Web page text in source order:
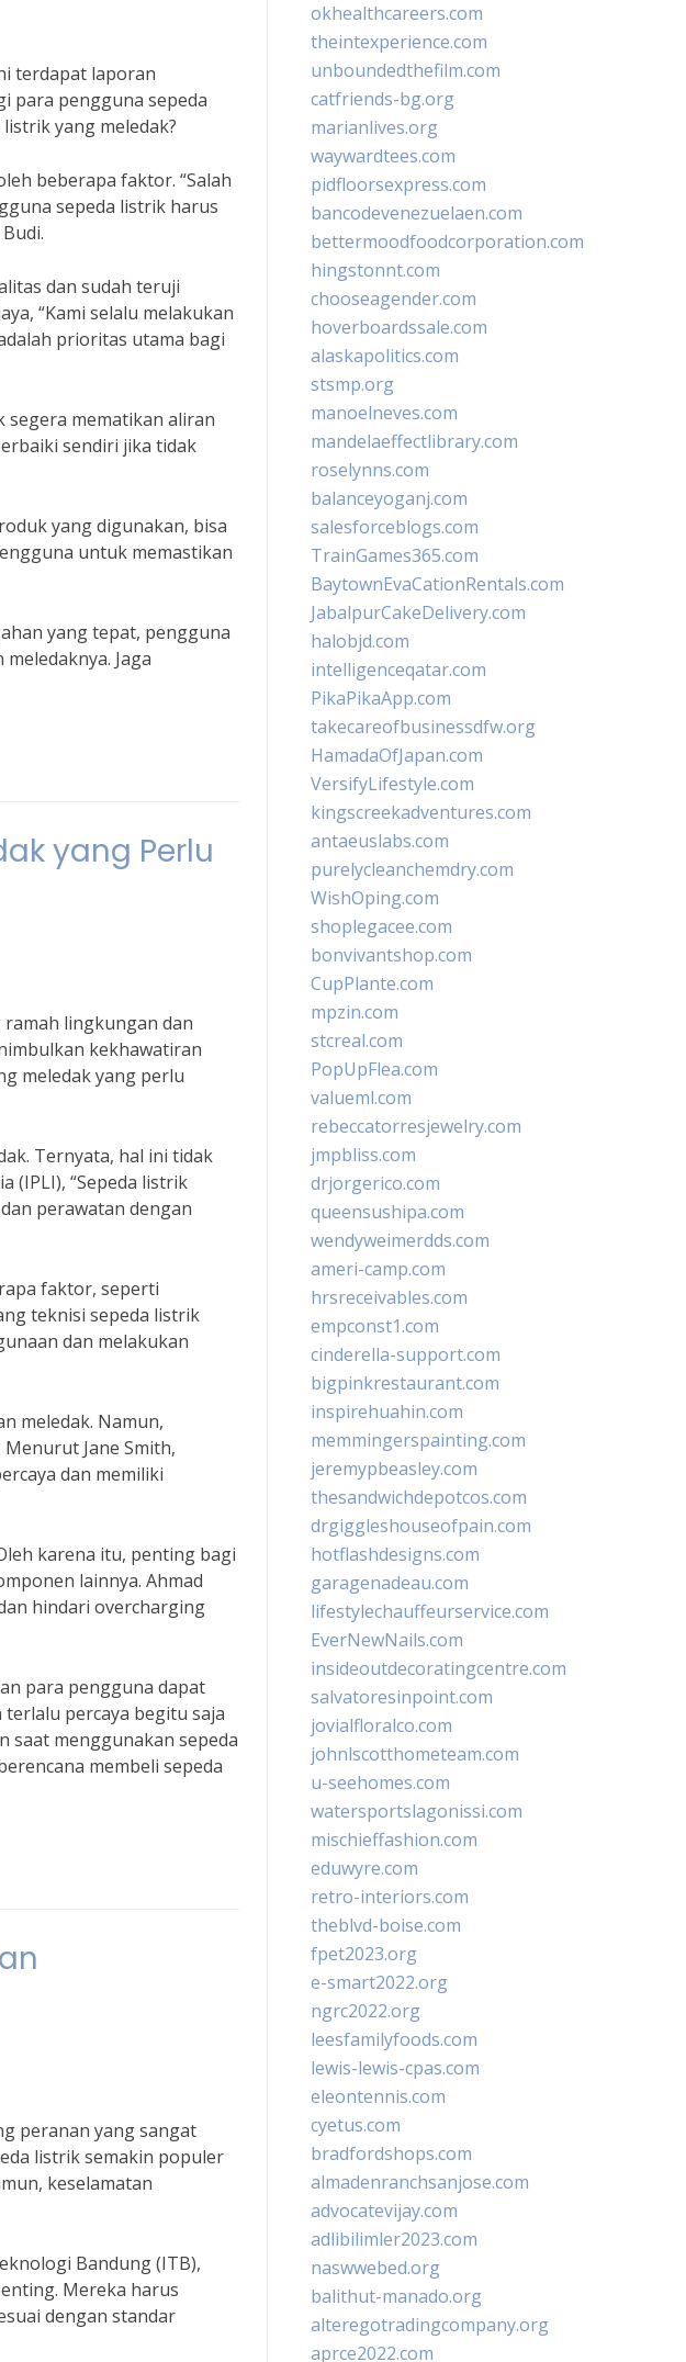
terdapat laporan
para pengguna sepeda
yang meledak?
beberapa faktor. “Salah
sepeda listrik harus
dan sudah teruji
“Kami selalu melakukan
prioritas utama bagi
segera mematikan aliran
sendiri jika tidak
yang digunakan, bisa
untuk memastikan
yang tepat, pengguna
Jaga
yang Perlu
lingkungan dan
kekhawatiran
meledak yang perlu
Ternyata, hal ini tidak
(IPLI), “Sepeda listrik
perawatan dengan
faktor, seperti
teknisi sepeda listrik
dan melakukan
meledak. Namun,
Jane Smith,
dan memiliki
karena itu, penting bagi
lainnya. Ahmad
hindari overcharging
para pengguna dapat
percaya begitu saja
saat menggunakan sepeda
membeli sepeda
peranan yang sangat
listrik semakin populer
keselamatan
Bandung (ITB),
Mereka harus
dengan standar
okhealthcareers.com
theintexperience.com
unboundedthefilm.com
catfriends-bg.org
marianlives.org
waywardtees.com
pidfloorsexpress.com
bancodevenezuelaen.com
bettermoodfoodcorporation.com
hingstonnt.com
chooseagender.com
hoverboardssale.com
alaskapolitics.com
stsmp.org
manoelneves.com
mandelaeffectlibrary.com
roselynns.com
balanceyoganj.com
salesforceblogs.com
TrainGames365.com
BaytownEvaCationRentals.com
JabalpurCakeDelivery.com
halobjd.com
intelligenceqatar.com
PikaPikaApp.com
takecareofbusinessdfw.org
HamadaOfJapan.com
VersifyLifestyle.com
kingscreekadventures.com
antaeuslabs.com
purelycleanchemdry.com
WishOping.com
shoplegacee.com
bonvivantshop.com
CupPlante.com
mpzin.com
stcreal.com
PopUpFlea.com
valueml.com
rebeccatorresjewelry.com
jmpbliss.com
drjorgerico.com
queensushipa.com
wendyweimerdds.com
ameri-camp.com
hrsreceivables.com
empconst1.com
cinderella-support.com
bigpinkrestaurant.com
inspirehuahin.com
memmingerspainting.com
jeremypbeasley.com
thesandwichdepotcos.com
drgiggleshouseofpain.com
hotflashdesigns.com
garagenadeau.com
lifestylechauffeurservice.com
EverNewNails.com
insideoutdecoratingcentre.com
salvatoresinpoint.com
jovialfloralco.com
johnlscotthometeam.com
u-seehomes.com
watersportslagonissi.com
mischieffashion.com
eduwyre.com
retro-interiors.com
theblvd-boise.com
fpet2023.org
e-smart2022.org
ngrc2022.org
leesfamilyfoods.com
lewis-lewis-cpas.com
eleontennis.com
cyetus.com
bradfordshops.com
almadenranchsanjose.com
advocatevijay.com
adlibilimler2023.com
naswwebed.org
balithut-manado.org
alteregotradingcompany.org
aprce2022.com